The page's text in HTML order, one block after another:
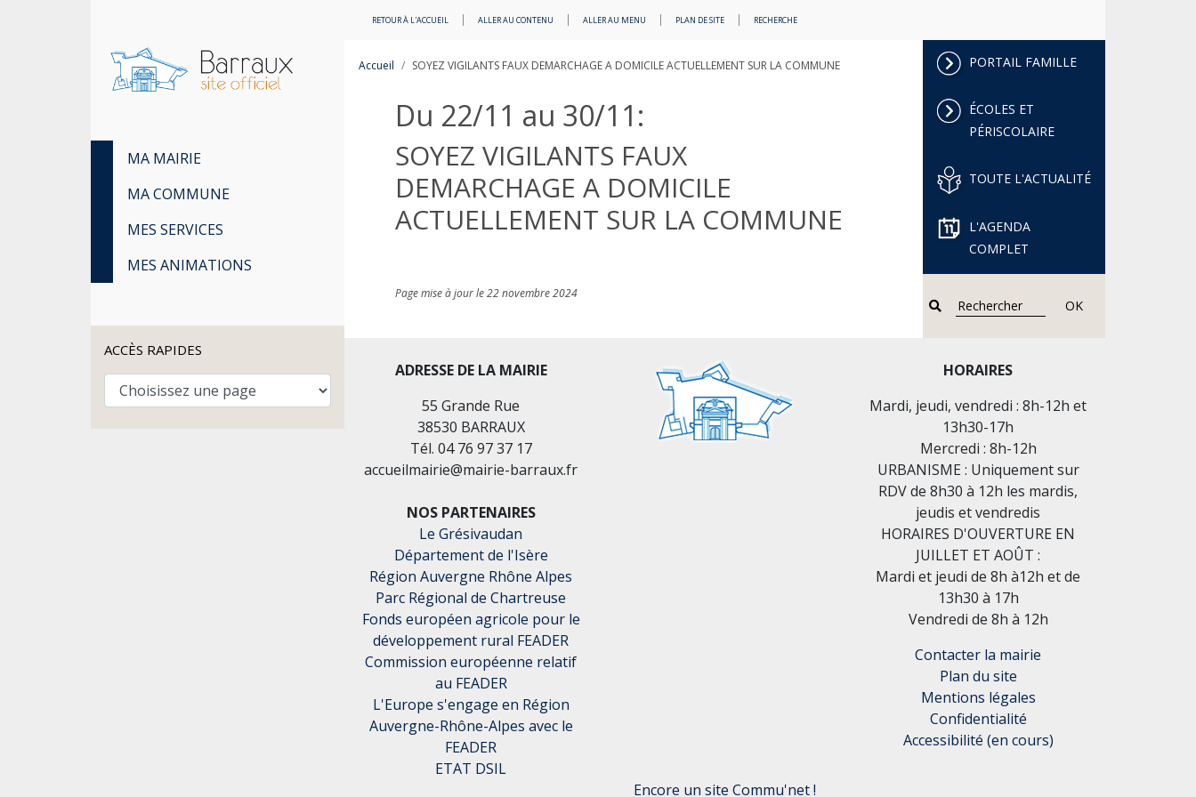
RETOUR À L'ACCUEIL ALLER AU CONTENU ALLER AU MENU PLAN DE SITE RECHERCHE
MA MAIRIE
MA COMMUNE
MES SERVICES
MES ANIMATIONS
ACCÈS RAPIDES
Accueil SOYEZ VIGILANTS FAUX DEMARCHAGE A DOMICILE ACTUELLEMENT SUR LA COMMUNE
Du 22/11 au 30/11:
SOYEZ VIGILANTS FAUX
DEMARCHAGE A DOMICILE
ACTUELLEMENT SUR LA COMMUNE
Page mise à jour le 22 novembre 2024
PORTAIL FAMILLE
ÉCOLES ET
PÉRISCOLAIRE
TOUTE L'ACTUALITÉ
L'AGENDA
COMPLET
OK
ADRESSE DE LA MAIRIE
55 Grande Rue
38530 BARRAUX
Tél. 04 76 97 37 17
accueilmairie@mairie-barraux.fr
NOS PARTENAIRES
Le Grésivaudan
Département de l'Isère
Région Auvergne Rhône Alpes
Parc Régional de Chartreuse
Fonds européen agricole pour le
développement rural FEADER
Commission européenne relatif
au FEADER
L'Europe s'engage en Région
Auvergne-Rhône-Alpes avec le
FEADER
ETAT DSIL
HORAIRES
Mardi, jeudi, vendredi : 8h-12h et
13h30-17h
Mercredi : 8h-12h
URBANISME : Uniquement sur
RDV de 8h30 à 12h les mardis,
jeudis et vendredis
HORAIRES D'OUVERTURE EN
JUILLET ET AOÛT :
Mardi et jeudi de 8h à12h et de
13h30 à 17h
Vendredi de 8h à 12h
Contacter la mairie
Plan du site
Mentions légales
Confidentialité
Accessibilité (en cours)
Encore un site Commu'net !